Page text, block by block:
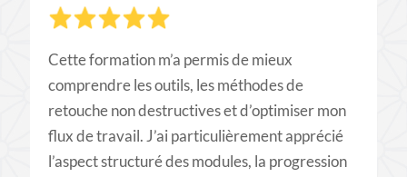
Cette formation m’a permis de mieux
comprendre les outils, les méthodes de
retouche non destructives et d’optimiser mon
flux de travail. J’ai particulièrement apprécié
l’aspect structuré des modules, la progression